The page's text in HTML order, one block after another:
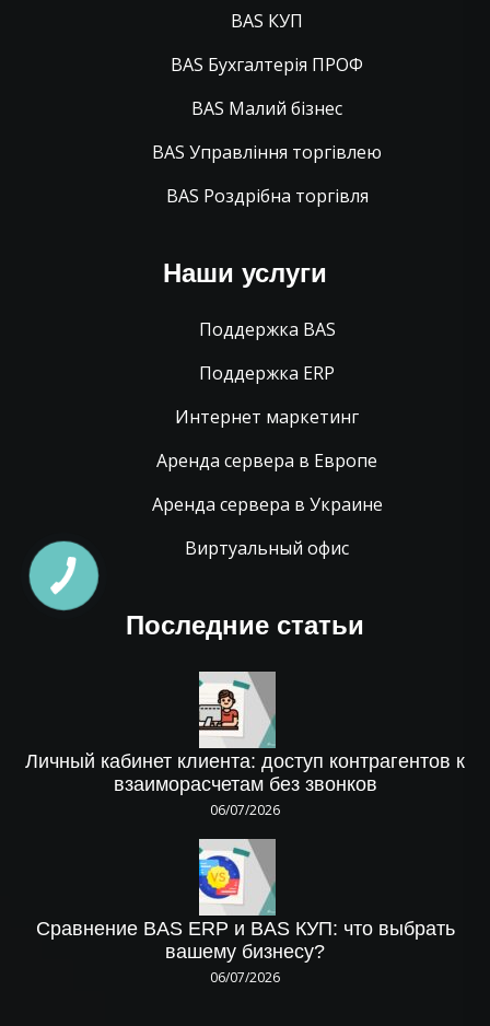
BAS КУП
BAS Бухгалтерія ПРОФ
BAS Малий бізнес
BAS Управління торгівлею
BAS Роздрібна торгівля
Наши услуги
Поддержка BAS
Поддержка ERP
Интернет маркетинг
Аренда сервера в Европе
Аренда сервера в Украине
Виртуальный офис
Последние статьи
Личный кабинет клиента: доступ контрагентов к
взаиморасчетам без звонков
06/07/2026
Сравнение BAS ERP и BAS КУП: что выбрать
вашему бизнесу?
06/07/2026